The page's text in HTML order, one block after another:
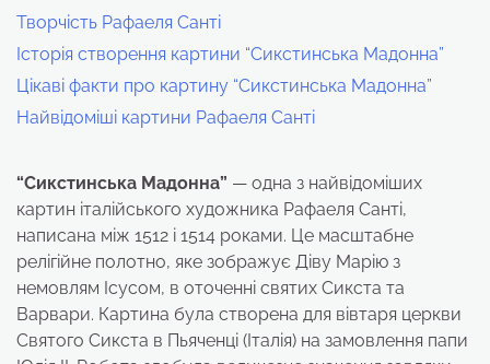
Творчість Рафаеля Санті
Історія створення картини “Сикстинська Мадонна”
Цікаві факти про картину “Сикстинська Мадонна”
Найвідоміші картини Рафаеля Санті
“Сикстинська Мадонна” — одна з найвідоміших
картин італійського художника Рафаеля Санті,
написана між 1512 і 1514 роками. Це масштабне
релігійне полотно, яке зображує Діву Марію з
немовлям Ісусом, в оточенні святих Сикста та
Варвари. Картина була створена для вівтаря церкви
Святого Сикста в Пьяченці (Італія) на замовлення папи